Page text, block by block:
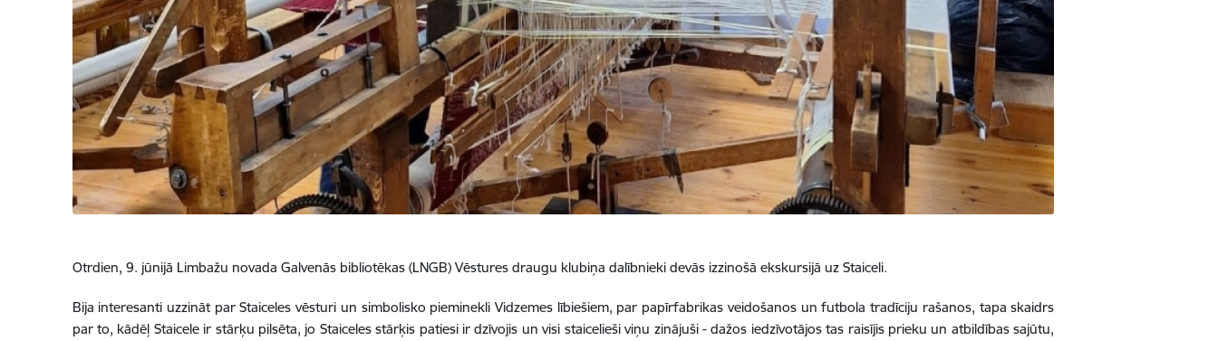
Otrdien, 9. jūnijā Limbažu novada Galvenās bibliotēkas (LNGB) Vēstures draugu klubiņa dalībnieki devās izzinošā ekskursijā uz Staiceli.
Bija interesanti uzzināt par Staiceles vēsturi un simbolisko pieminekli Vidzemes lībiešiem, par papīrfabrikas veidošanos un futbola tradīciju rašanos, tapa skaidrs
par to, kādēļ Staicele ir stārķu pilsēta, jo Staiceles stārķis patiesi ir dzīvojis un visi staicelieši viņu zinājuši - dažos iedzīvotājos tas raisījis prieku un atbildības sajūtu,